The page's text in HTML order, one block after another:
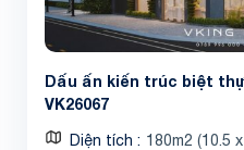
Dấu ấn kiến trúc biệt
VK26067
Diện tích 180m2 (10.5